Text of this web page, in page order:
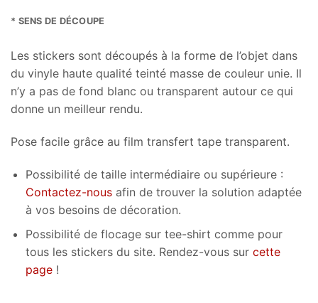
* SENS DE DÉCOUPE
Les stickers sont découpés à la forme de l’objet dans
du vinyle haute qualité teinté masse de couleur unie. Il
n’y a pas de fond blanc ou transparent autour ce qui
donne un meilleur rendu.
Pose facile grâce au film transfert tape transparent.
Possibilité de taille intermédiaire ou supérieure :
Contactez-nousafin de trouver la solution adaptée
à vos besoins de décoration.
Possibilité de flocage sur tee-shirt comme pour
tous les stickers du site. Rendez-vous sur cette
page!